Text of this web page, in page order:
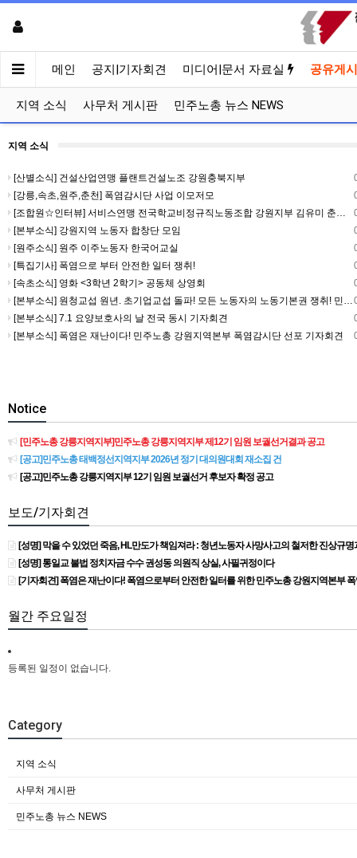
메인 공지|기자회견 미디어|문서 자료실 공유게
지역 소식 사무처 게시판 민주노총 뉴스 NEWS
지역 소식
[산별소식] 건설산업연맹 플랜트건설노조 강원충북지부
[강릉,속초,원주,춘천] 폭염감시단 사업 이모저모
[조합원☆인터뷰] 서비스연맹 전국학교비정규직노동조합 강원지부 김유미 춘천지회장
[본부소식] 강원지역 노동자 합창단 모임
[원주소식] 원주 이주노동자 한국어교실
[특집기사] 폭염으로 부터 안전한 일터 쟁취!
[속초소식] 영화 <3학년 2학기> 공동체 상영회
[본부소식] 원청교섭 원년. 초기업교섭 돌파! 모든 노동자의 노동기본권 쟁취! 민주노총 7.15 총파업대회
[본부소식] 7.1 요양보호사의 날 전국 동시 기자회견
[본부소식] 폭염은 재난이다! 민주노총 강원지역본부 폭염감시단 선포 기자회견
Notice
[민주노총 강릉지역지부]민주노총 강릉지역지부 제12기 임원 보궐선거결과 공고
[공고]민주노총 태백정선지역지부 2026년 정기 대의원대회 재소집 건
[공고]민주노총 강릉지역지부 12기 임원 보궐선거 후보자 확정 공고
보도/기자회견
[성명] 막을 수 있었던 죽음, HL만도가 책임져라 : 청년노동자 사망사고의 철저한 진상규
[성명] 통일교 불법 정치자금 수수 권성동 의원직 상실, 사필귀정이다
[기자회견] 폭염은 재난이다! 폭염으로부터 안전한 일터를 위한 민주노총 강원지역본부
월간 주요일정
등록된 일정이 없습니다.
Category
지역 소식
사무처 게시판
민주노총 뉴스 NEWS